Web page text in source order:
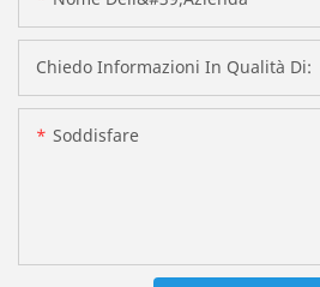
Chiedo Informazioni In Qualità Di:
Soddisfare